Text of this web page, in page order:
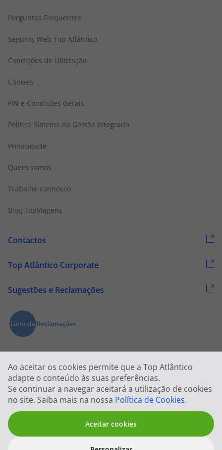
Ao aceitar os cookies permite que a Top Atlântico
adapte o conteúdo às suas preferências.
Se continuar a navegar aceitará a utilização de cookies
no site. Saiba mais na nossa Política de Cookies.
Aceitar cookies
Perguntas Frequentes
Seguros Web Top Atlântico
Condições de Utilização
Cookies
FIN e Condições Gerais
Politica Sistema de Gestão Integrado
Privacidade
Quem somos
Trabalhe connosco
Blog TopViagens
Contactos
Top Atlântico Corporate
Sugestões e Reclamações
2026 © Todos os direitos reservados:Top Atlântico, Viagens e Turismo